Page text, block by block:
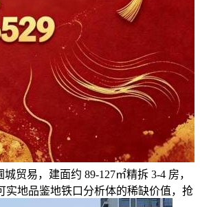
贸易，建面约 89-127㎡精拆 3-4 房，
实地品鉴地铁口分析体的稀缺价值，抢